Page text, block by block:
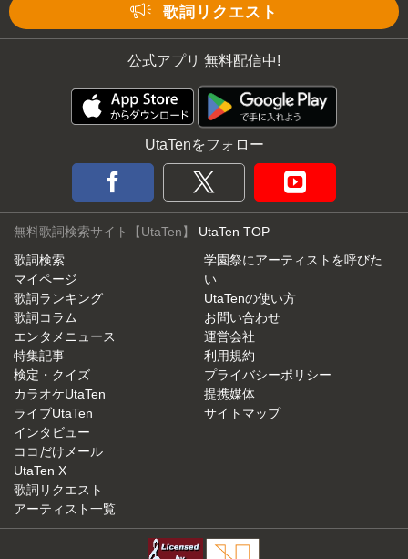
歌詞リクエスト
公式アプリ 無料配信中!
UtaTenをフォロー
無料歌詞検索サイト【UtaTen】 UtaTen TOP
歌詞検索
マイページ
歌詞ランキング
歌詞コラム
エンタメニュース
特集記事
検定・クイズ
カラオケUtaTen
ライブUtaTen
インタビュー
ココだけメール
UtaTen X
歌詞リクエスト
アーティスト一覧
学園祭にアーティストを呼びた
い
UtaTenの使い方
お問い合わせ
運営会社
利用規約
プライバシーポリシー
提携媒体
サイトマップ